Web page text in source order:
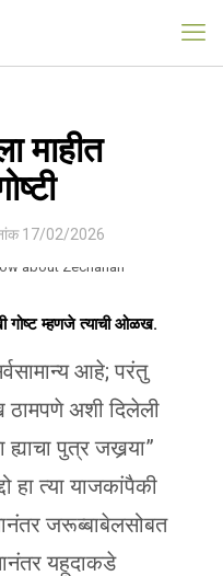
माहीत
17/02/2026
गोष्ट म्हणजे त्याची ओळख.
आहे; परंतु
ठामपणे अशी दिलेली
पुत्र जखर्‍या”
हा त्या याजकांपैकी
जरूब्बाबेलसोबत
यहूदाकडे